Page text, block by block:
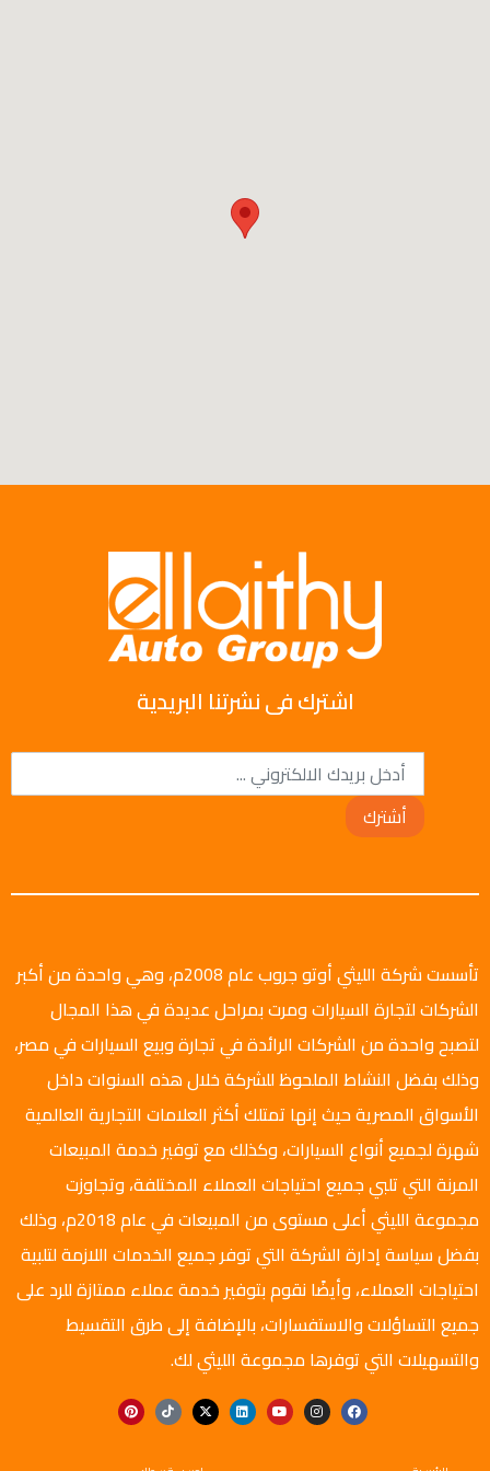
اشترك فى نشرتنا البريدية
أشترك
تأسست شركة الليثي أوتو جروب عام 2008م، وهي واحدة من أكبر
الشركات لتجارة السيارات ومرت بمراحل عديدة في هذا المجال
لتصبح واحدة من الشركات الرائدة في تجارة وبيع السيارات في مصر،
وذلك بفضل النشاط الملحوظ للشركة خلال هذه السنوات داخل
الأسواق المصرية حيث إنها تمتلك أكثر العلامات التجارية العالمية
شهرة لجميع أنواع السيارات، وكذلك مع توفير خدمة المبيعات
المرنة التي تلبي جميع احتياجات العملاء المختلفة، وتجاوزت
مجموعة الليثي أعلى مستوى من المبيعات في عام 2018م، وذلك
بفضل سياسة إدارة الشركة التي توفر جميع الخدمات اللازمة لتلبية
احتياجات العملاء، وأيضًا نقوم بتوفير خدمة عملاء ممتازة للرد على
جميع التساؤلات والاستفسارات، بالإضافة إلى طرق التقسيط
والتسهيلات التي توفرها مجموعة الليثي لك.